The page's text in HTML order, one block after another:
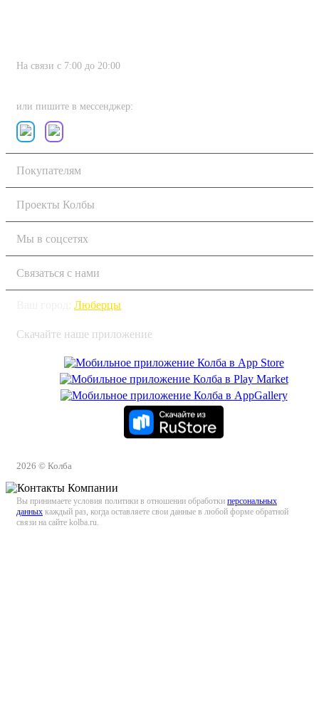
На связи с 7:00 до 20:00
или пишите в мессенджер:
Покупателям
Проекты Колбы
Мы в соцсетях
Связаться с нами
Люберцы
Скачайте наше приложение
2026 © Колба
Вы принимаете условия политики в отношении обработки персональных
данных каждый раз, когда оставляете свои данные в любой форме обратной
связи на сайте kolba.ru.